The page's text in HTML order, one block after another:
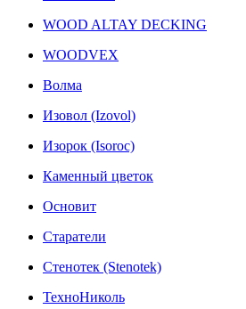
WOOD ALTAY DECKING
WOODVEX
Волма
Изовол (Izovol)
Изорок (Isoroc)
Каменный цветок
Основит
Старатели
Стенотек (Stenotek)
ТехноНиколь